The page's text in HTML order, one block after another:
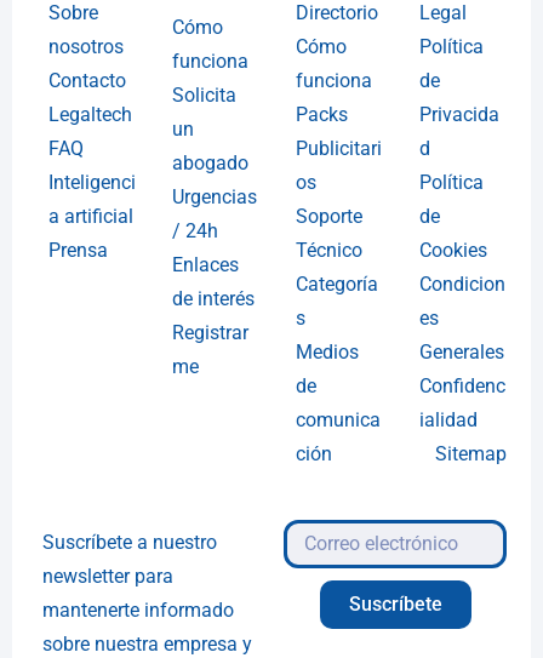
Sobre
nosotros
Contacto
Legaltech
FAQ
Inteligenci
a artificial
Prensa
Cómo
funciona
Solicita
un
abogado
Urgencias
/ 24h
Enlaces
de interés
Registrar
me
Directorio
Cómo
funciona
Packs
Publicitari
os
Soporte
Técnico
Categoría
s
Medios
de
comunica
ción
Legal
Política
de
Privacida
d
Política
de
Cookies
Condicion
es
Generales
Confidenc
ialidad
Sitemap
Suscríbete a nuestro
newsletter para
mantenerte informado
sobre nuestra empresa y
Suscríbete